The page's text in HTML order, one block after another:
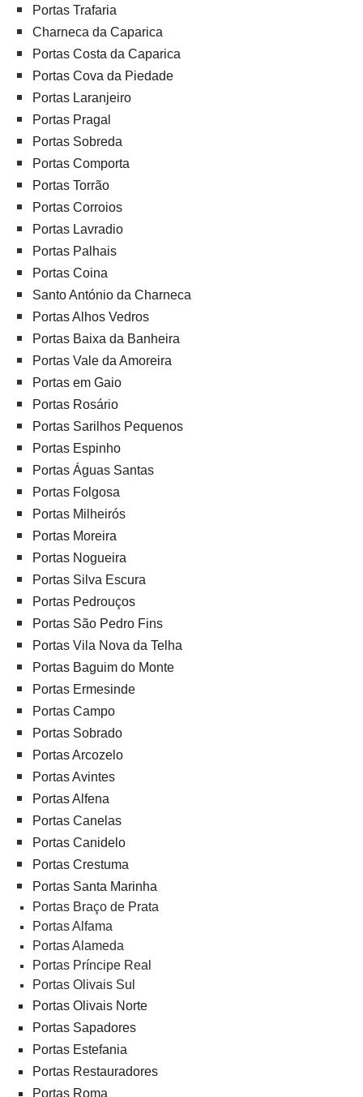
Portas Trafaria
Charneca da Caparica
Portas Costa da Caparica
Portas Cova da Piedade
Portas Laranjeiro
Portas Pragal
Portas Sobreda
Portas Comporta
Portas Torrão
Portas Corroios
Portas Lavradio
Portas Palhais
Portas Coina
Santo António da Charneca
Portas Alhos Vedros
Portas Baixa da Banheira
Portas Vale da Amoreira
Portas em Gaio
Portas Rosário
Portas Sarilhos Pequenos
Portas Espinho
Portas Águas Santas
Portas Folgosa
Portas Milheirós
Portas Moreira
Portas Nogueira
Portas Silva Escura
Portas Pedrouços
Portas São Pedro Fins
Portas Vila Nova da Telha
Portas Baguim do Monte
Portas Ermesinde
Portas Campo
Portas Sobrado
Portas Arcozelo
Portas Avintes
Portas Alfena
Portas Canelas
Portas Canidelo
Portas Crestuma
Portas Santa Marinha
Portas Braço de Prata
Portas Alfama
Portas Alameda
Portas Príncipe Real
Portas Olivais Sul
Portas Olivais Norte
Portas Sapadores
Portas Estefania
Portas Restauradores
Portas Roma